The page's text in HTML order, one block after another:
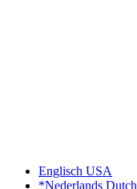
Englisch USA
*Nederlands Dutch